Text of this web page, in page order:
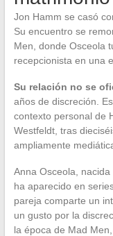
Jon Hamm se casó
Su encuentro se
Men, donde Osceola
recepcionista en una
Su relación no se
años de discreción.
contexto personal de
Westfeldt, tras
ampliamente
Anna Osceola,
ha aparecido en
pareja comparte un
un gusto por la
la época de Mad